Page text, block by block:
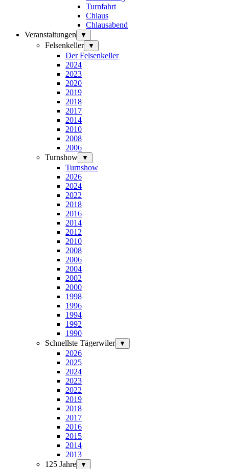
Turnfahrt
Chlaus
Chlausabend
Veranstaltungen
▼
Felsenkeller ▼
Der Felsenkeller
2024
2023
2020
2019
2018
2017
2014
2010
2008
2006
Turnshow
▼
Turnshow
2026
2024
2022
2018
2016
2014
2012
2010
2008
2006
2004
2002
2000
1998
1996
1994
1992
1990
Schnellste Tägerwiler
▼
2026
2025
2024
2023
2022
2019
2018
2017
2016
2015
2014
2013
125 Jahre
▼